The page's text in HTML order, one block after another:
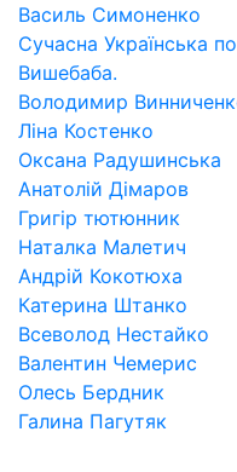
Василь Симоненко
Сучасна Українська
Вишебаба.
Володимир
Ліна Костенко
Оксана Радушинська
Анатолій Дімаров
Григір тютюнник
Наталка Малетич
Андрій Кокотюха
Катерина Штанко
Всеволод Нестайко
Валентин Чемерис
Олесь Бердник
Галина Пагутяк